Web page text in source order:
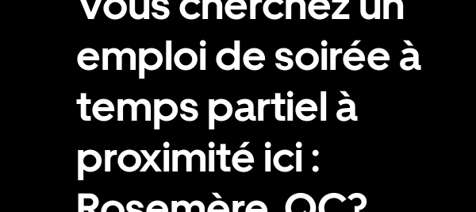
emploi de soirée à
temps partiel à
proximité ici :